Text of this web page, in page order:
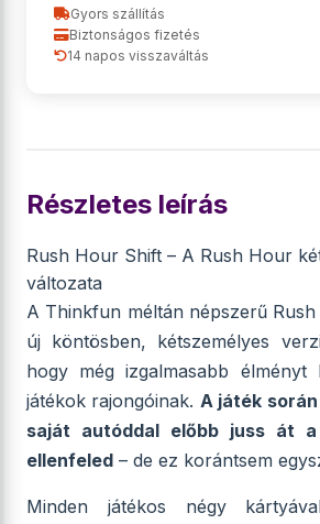
Gyors szállítás
Biztonságos fizetés
14 napos visszaváltás
Részletes leírás
Rush Hour Shift – A Rush Hour
változata
A Thinkfun méltán népszerű
új köntösben, kétszemélyes
hogy még izgalmasabb élményt
játékok rajongóinak. A játék
saját autóddal előbb juss át
ellenfeled – de ez korántsem
Minden játékos négy